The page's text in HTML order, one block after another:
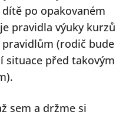
po opakovaném
pravidla výuky kurzů
(rodič bude
situace před takovým
sem a držme si